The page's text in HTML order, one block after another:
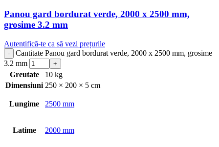
Panou gard bordurat verde, 2000 x 2500 mm,
grosime 3.2 mm
Autentifică-te ca să vezi prețurile
Cantitate Panou gard bordurat verde, 2000 x 2500 mm, grosime
3.2 mm
Greutate
10 kg
Dimensiuni 250 × 200 × 5 cm
Lungime 2500 mm
Latime 2000 mm